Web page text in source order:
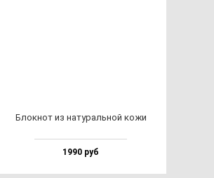
Блок­нот из на­ту­раль­ной ко­жи
1990 руб